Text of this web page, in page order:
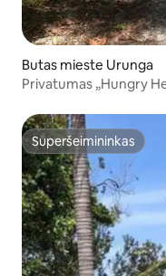
Butas mieste Urunga
Privatumas „Hungry
Superšeimininkas
Superšeimininkas